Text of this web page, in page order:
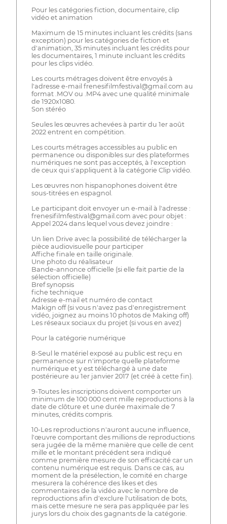
Pour les catégories fiction, documentaire, clip
vidéo et animation
Maximum de 15 minutes incluant les crédits (sans
exception) pour les catégories de fiction et
d'animation, 35 minutes incluant les crédits pour
les documentaires, 1 minute incluant les crédits
pour les clips vidéo.
Les courts métrages doivent être envoyés à
l'adresse e-mail frenesifilmfestival@gmail.com au
format .MOV ou .MP4 avec une qualité minimale
de 1920x1080.
Son stéréo
Seules les œuvres achevées à partir du 1er août
2022 entrent en compétition.
Les courts métrages accessibles au public en
permanence ou disponibles sur des plateformes
numériques ne sont pas acceptés, à l'exception
de ceux qui s'appliquent à la catégorie Clip vidéo.
Les œuvres non hispanophones doivent être
sous-titrées en espagnol.
Le participant doit envoyer un e-mail à l'adresse :
frenesifilmfestival@gmail.com avec pour objet :
Appel 2024 dans lequel vous devez joindre :
Un lien Drive avec la possibilité de télécharger la
pièce audiovisuelle pour participer
Affiche finale en taille originale.
Une photo du réalisateur
Bande-annonce officielle (si elle fait partie de la
sélection officielle)
Bref synopsis
fiche technique
Adresse e-mail et numéro de contact
Makign off (si vous n'avez pas d'enregistrement
vidéo, joignez au moins 10 photos de Making off)
Les réseaux sociaux du projet (si vous en avez)
Pour la catégorie numérique
8-Seul le matériel exposé au public est reçu en
permanence sur n'importe quelle plateforme
numérique et y est téléchargé à une date
postérieure au 1er janvier 2017 (et créé à cette fin).
9-Toutes les inscriptions doivent comporter un
minimum de 100 000 cent mille reproductions à la
date de clôture et une durée maximale de 7
minutes, crédits compris.
10-Les reproductions n'auront aucune influence,
l'œuvre comportant des millions de reproductions
sera jugée de la même manière que celle de cent
mille et le montant précédent sera indiqué
comme première mesure de son efficacité car un
contenu numérique est requis. Dans ce cas, au
moment de la présélection, le comité en charge
mesurera la cohérence des likes et des
commentaires de la vidéo avec le nombre de
reproductions afin d'exclure l'utilisation de bots,
mais cette mesure ne sera pas appliquée par les
jurys lors du choix des gagnants de la catégorie.